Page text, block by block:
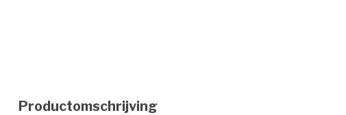
Productomschrijving